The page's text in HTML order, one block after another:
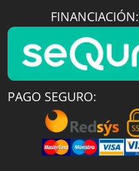
FINANCIACIÓN:
PAGO SEGURO: